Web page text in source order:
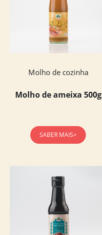
Molho de cozinha
Molho de ameixa 500g
SABER MAIS>